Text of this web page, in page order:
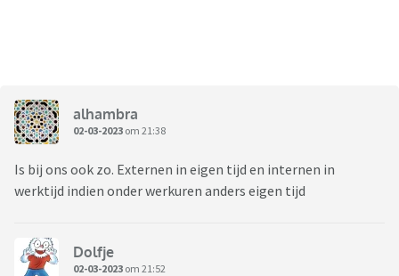
alhambra
02-03-2023 om 21:38
Is bij ons ook zo. Externen in eigen tijd en internen in
werktijd indien onder werkuren anders eigen tijd
Dolfje
02-03-2023 om 21:52